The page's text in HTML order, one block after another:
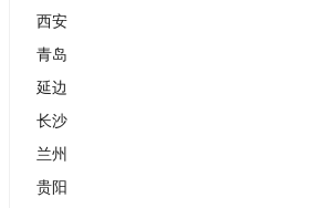
西安
青岛
延边
长沙
兰州
贵阳